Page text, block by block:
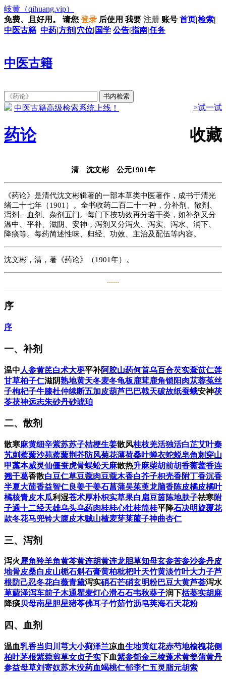
岐黄 （qihuang.vip）
免费、且好用。
请您 登录 后使用 我要 注册 账号 首页|检索|
中医古籍 中药|方剂 |穴位| 国学 公告|指南|任务
中医古籍
中医古籍高级检索系统上线！ >试一试
药论 收藏
清 沈文彬 公元1901年
《药论》是清代沈文彬辑著的一部本草类中医著作，成书于清光
绪二十七年（1901）。全书收药二百二十一种，分补剂、散剂、
泻剂、血剂、杂剂五门。每门下按功效再分若干类，如补剂又分
温中、平补、滋阴、安神，泻剂又分泻火、泻实、泻水、润下、
降痰等。每药简述性味、归经、功效、主治及配伍等内容。
沈文彬，清，著《药论》（1901年）。
阅读6.7万
......
序
序
一、补剂
温中 人参黄芪白术大枣平补阿胶山药何首乌百合芡实薏苡仁莲
甘草柏子仁滋阴熟地黄天冬麦冬龟板鹿茸鹿角锁阳肉苁蓉菟丝
子枸杞子牛膝杜仲续断五加皮葫芦巴巴戟天破故纸蚕蛾安神茯
苓茯神远志朱砂丹砂琥珀
二、散剂
散寒麻黄细辛紫苏苏子桔梗生姜散风桂枝羌活独活白芷艾叶秦
艽刺蒺藜沙苑蒺藜荆芥防风菊花薄荷桑叶蝉衣蛇蜕皂角刺 穿山
甲藁本威灵仙僵蚕虎骨蜈蚣天麻散热升麻柴胡前胡香薷藿香连
翘干葛香散白豆仁草豆蔻肉豆蔻木香白芥子枳壳香附丁香沉香
半夏大茴香益智仁 良姜干姜石菖蒲吴茱萸龙脑香陈皮橘皮橘叶
橘核青皮木瓜利湿苍术厚朴枳实草果白扁豆茵陈地肤子祛寒附
子通十二经天雄乌头乌药肉桂桂心牡桂筒桂平降石决明旋覆花
款冬花马兜铃大腹皮木贼山楂麦芽莱菔子神曲杏仁
三、泻剂
泻火犀角羚羊角黄芩黄连胡黄连龙胆草知母玄参苦参沙参丹皮
地骨皮桑白皮山栀石斛石膏黄柏枇杷叶天竹黄淡竹叶大力子芦
根防己忍冬花白薇青黛泻实硝石芒硝玄明粉巴豆大黄芦荟泻水
萆薢泽泻车前子木通瞿麦灯心滑石石韦秋葵子润下栝蒌实胡麻
降痰贝母南星胆星猪苓佛耳子竹茹竹沥皂荚海石天花粉
四、血剂
温血乳香当归 川芎大小蓟泽兰凉血生地黄红花赤芍地榆槐花侧
柏叶茅根紫菀剪草女贞子实下血紫参郁金三棱蓬术黄姜蒲黄丹
参益母草刘寄奴苏木没药血竭桃仁郁李仁五灵脂元胡索